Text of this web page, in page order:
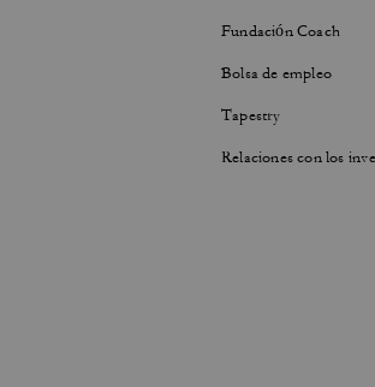
Fundación Coach
Bolsa de empleo
Tapestry
Relaciones con los